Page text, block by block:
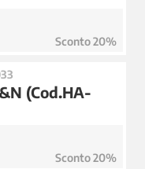
Sconto 20%
(Cod.HA-
Sconto 20%